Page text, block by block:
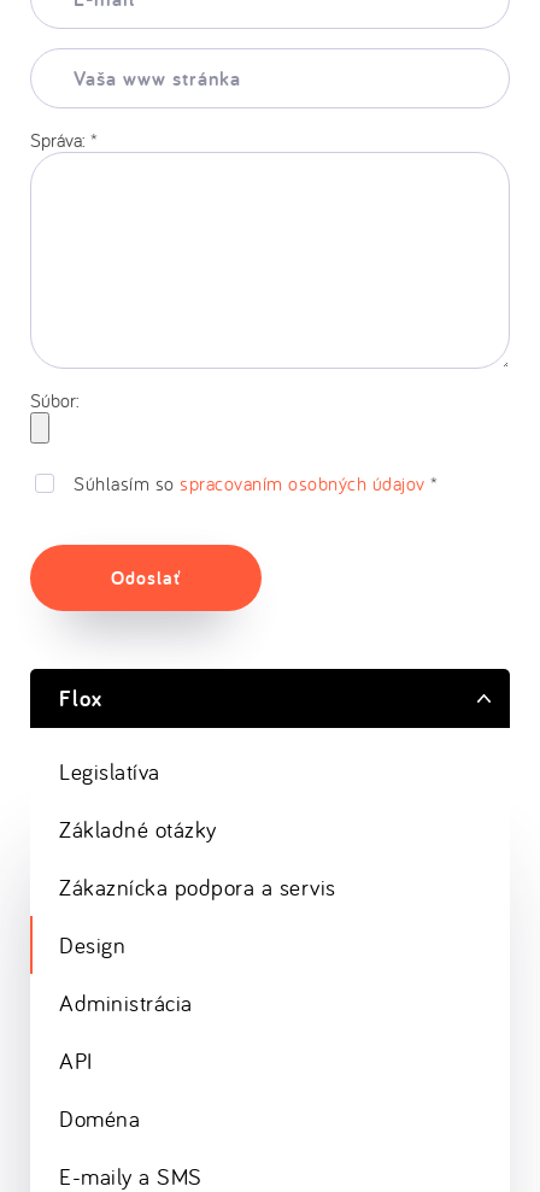
Vaša
www
stránka:
Správa: *
Súbor:
Súhlasím so spracovaním osobných údajov *
Odoslať
Flox
Legislatíva
Základné otázky
Zákaznícka podpora a servis
Design
Administrácia
API
Doména
E-maily a SMS